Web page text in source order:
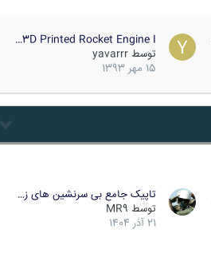
3D Printed Rocket Engine I…
توسط yavarrr
15 مهر 1393
تاپیک جامع بی سرنشین های ز…
توسط MR9
21 آذر 1404